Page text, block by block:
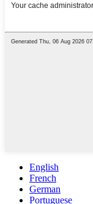
English
French
German
Portuguese